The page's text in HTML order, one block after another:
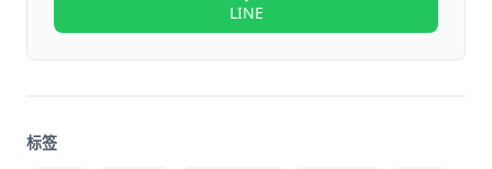
LINE
标签